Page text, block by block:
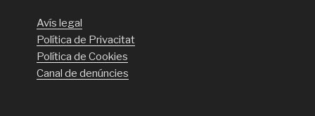
Avís legal
Política de Privacitat
Política de Cookies
Canal de denúncies